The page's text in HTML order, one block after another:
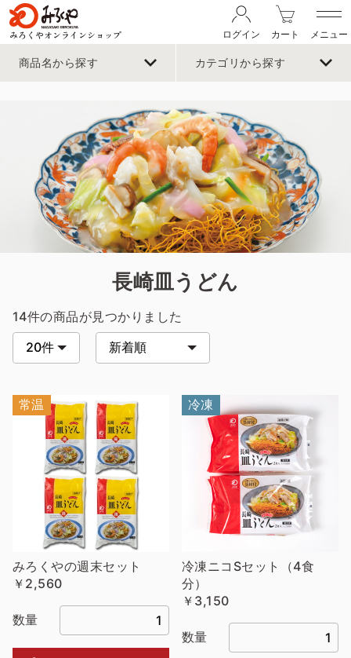
みろくやオンラインショップ ログイン カート メニュー
商品名から探す カテゴリから探す
長崎皿うどん
14件の商品が見つかりました
常温
みろくやの週末セット
￥2,560
数量
冷凍
冷凍ニコSセット（4食
分）
￥3,150
数量